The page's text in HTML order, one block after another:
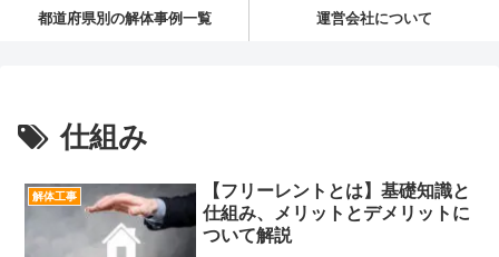
都道府県別の解体事例一覧 運営会社について
仕組み
解体工事
【フリーレントとは】基礎知識と
仕組み、メリットとデメリットに
ついて解説